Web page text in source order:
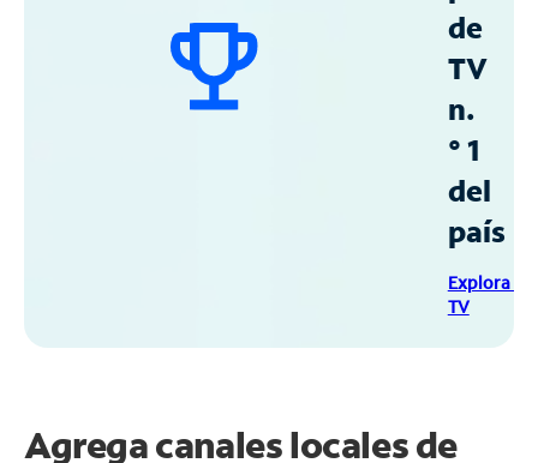
de
TV
n.
° 1
del
país
Explora
TV
Agrega canales locales de